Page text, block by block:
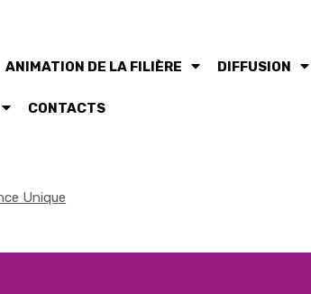
ANIMATION DE LA FILIÈRE DIFFUSION
CONTACTS
Unique